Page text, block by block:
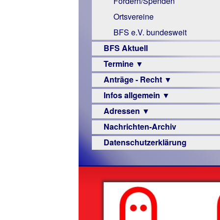
Links
Ortsvereine
BFS e.V. bundesweit
BFS Aktuell
Termine ▼
Veranstaltungsprogramme
Anträge - Recht ▼
Archiv
Urteile
Infos allgemein ▼
Sehbehinderung
Frühförderung
Schule
–
Beruf
Senioren
Hilfsmittel
Adressen ▼
Augenoptiker
Berufsbildungswerke
Hörbüchereien
Reha-
Nachrichten-Archiv
Datenschutzerklärung